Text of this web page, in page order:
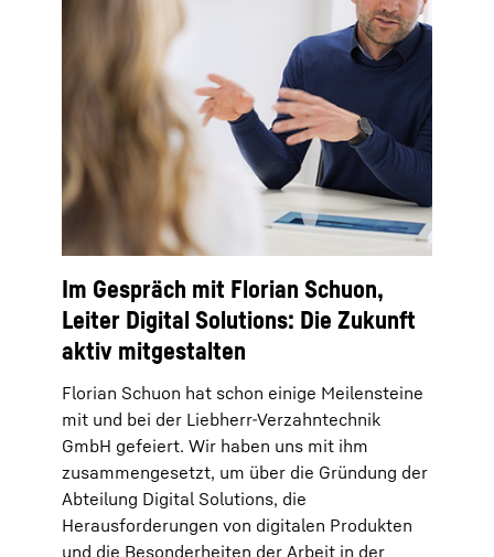
Im Gespräch mit Florian Schuon,
Leiter Digital Solutions: Die Zukunft
aktiv mitgestalten
Florian Schuon hat schon einige Meilensteine
mit und bei der Liebherr-Verzahntechnik
GmbH gefeiert. Wir haben uns mit ihm
zusammengesetzt, um über die Gründung der
Abteilung Digital Solutions, die
Herausforderungen von digitalen Produkten
und die Besonderheiten der Arbeit in der